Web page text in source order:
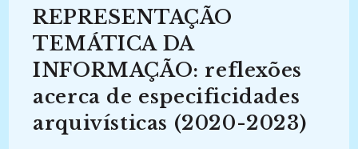
DE
E-
BOOK:
Identificando
Barreiras
No
Acesso
A
Informação
(2010-
2012)
REPRESENTAÇÃO
TEMÁTICA DA
INFORMAÇÃO: reflexões
acerca de especificidades
arquivísticas (2020-2023)